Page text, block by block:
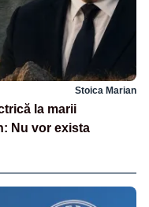
Stoica Marian
la marii
Nu vor exista